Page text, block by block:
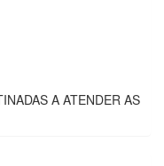
A ATENDER AS